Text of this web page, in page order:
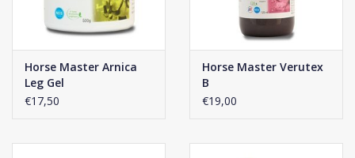
Horse Master Arnica
Leg Gel
€17,50
Horse Master Verutex
B
€19,00